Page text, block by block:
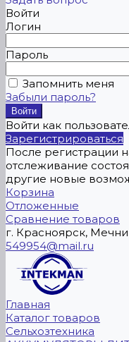
Войти
Логин
Пароль
Запомнить меня
Забыли пароль?
Войти как
Зарегистрироваться
После регистрации
отслеживание
другие новые
Корзина
Отложенные
Сравнение товаров
г. Красноярск,
549954@mail.ru
Главная
Каталог товаров
Сельхозтехника